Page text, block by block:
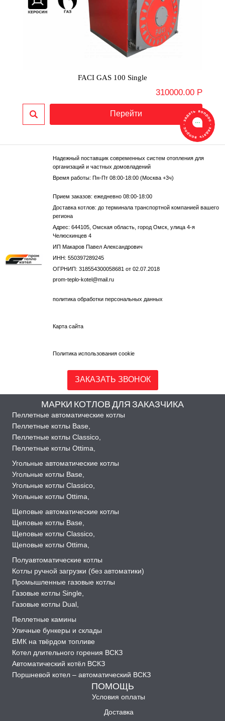
FACI GAS 100 Single
310000.00 Р
Надежный поставщик современных систем отопления для
организаций и частных домовладений
Время работы: Пн-Пт 08:00-18:00 (Москва +3ч)
Прием заказов: ежедневно 08:00-18:00
Доставка котлов: до терминала транспортной компанией вашего
региона
Адрес: 644105, Омская область, город Омск, улица 4-я
Челюскинцев 4
ИП Макаров Павел Александрович
ИНН: 550397289245
ОГРНИП: 318554300058681 от 02.07.2018
prom-teplo-kotel@mail.ru
политика обработки персональных данных
Карта сайта
Политика использования cookie
ЗАКАЗАТЬ ЗВОНОК
МАРКИ КОТЛОВ ДЛЯ ЗАКАЗЧИКА
Пеллетные автоматические котлы
Пеллетные котлы Base,
Пеллетные котлы Classico,
Пеллетные котлы Ottima,
Угольные автоматические котлы
Угольные котлы Base,
Угольные котлы Classico,
Угольные котлы Ottima,
Щеповые автоматические котлы
Щеповые котлы Base,
Щеповые котлы Classico,
Щеповые котлы Ottima,
Полуавтоматические котлы
Котлы ручной загрузки (без автоматики)
Промышленные газовые котлы
Газовые котлы Single,
Газовые котлы Dual,
Пеллетные камины
Уличные бункеры и склады
БМК на твёрдом топливе
Котел длительного горения ВСКЗ
Автоматический котёл ВСКЗ
Поршневой котел – автоматический ВСКЗ
ПОМОЩЬ
Условия оплаты
Доставка